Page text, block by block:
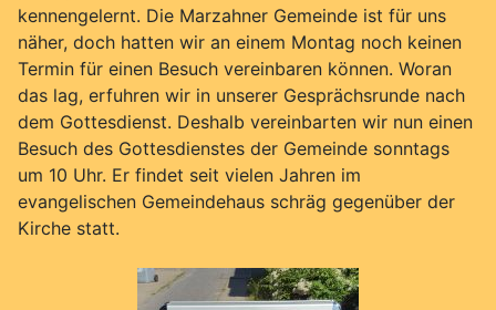
kennengelernt. Die Marzahner Gemeinde ist für uns
näher, doch hatten wir an einem Montag noch keinen
Termin für einen Besuch vereinbaren können. Woran
das lag, erfuhren wir in unserer Gesprächsrunde nach
dem Gottesdienst. Deshalb vereinbarten wir nun einen
Besuch des Gottesdienstes der Gemeinde sonntags
um 10 Uhr. Er findet seit vielen Jahren im
evangelischen Gemeindehaus schräg gegenüber der
Kirche statt.